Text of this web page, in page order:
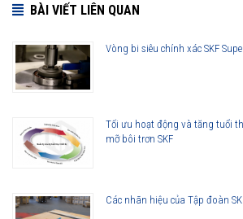
BÀI VIẾT LIÊN QUAN
Vòng bi siêu chính xác SKF
Tối ưu hoạt động và tăng tuổi
mỡ bôi trơn SKF
Các nhãn hiệu của Tập đoàn